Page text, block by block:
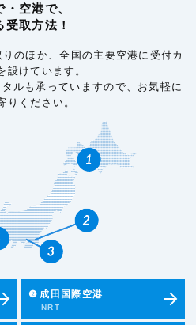
・空港で、
受取方法！
のほか、全国の主要空港に受付カ
設けています。
ルも承っていますので、お気軽に
りください。
❷ 成田国際空港
NRT